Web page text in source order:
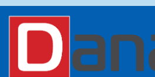
danard.net